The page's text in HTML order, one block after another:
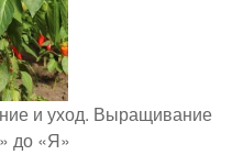
и уход. Выращивание
до «Я»